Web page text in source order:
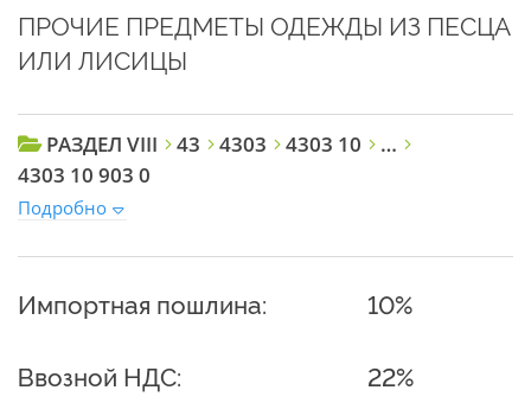
ПРОЧИЕ ПРЕДМЕТЫ ОДЕЖДЫ ИЗ ПЕСЦА
ИЛИ ЛИСИЦЫ
РАЗДЕЛ VIII 43 4303 4303 10
…
4303 10 903 0
Подробно
Импортная пошлина: 10%
Ввозной НДС: 22%